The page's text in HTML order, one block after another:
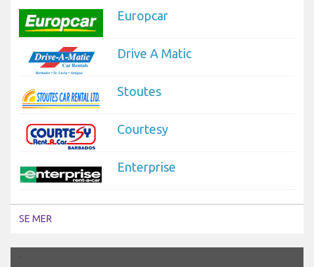
Europcar
Drive A Matic
Stoutes
Courtesy
Enterprise
SE MER